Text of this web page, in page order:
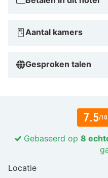
Aantal kamers
Gesproken talen
7.5/10
Gebaseerd op 8
Locatie